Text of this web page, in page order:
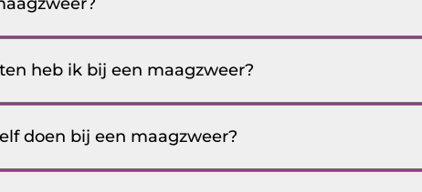
heb ik bij een maagzweer?
doen bij een maagzweer?